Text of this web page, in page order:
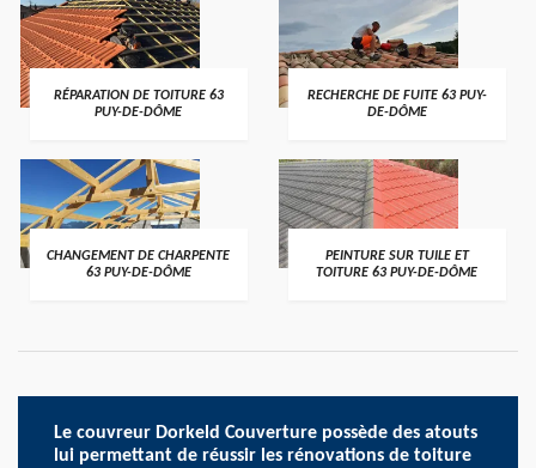
RÉPARATION DE TOITURE 63
PUY-DE-DÔME
RECHERCHE DE FUITE 63 PUY-
DE-DÔME
CHANGEMENT DE CHARPENTE
63 PUY-DE-DÔME
PEINTURE SUR TUILE ET
TOITURE 63 PUY-DE-DÔME
Le couvreur Dorkeld Couverture possède des atouts
lui permettant de réussir les rénovations de toiture